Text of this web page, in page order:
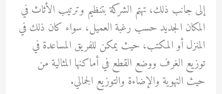
إلى جانب ذلك، تهتم الشركة بتنظيم وترتيب الأثاث في
المكان الجديد حسب رغبة العميل، سواء كان ذلك في
المنزل أو المكتب، حيث يمكن للفريق المساعدة في
توزيع الغرف ووضع القطع في أماكنها المثالية من
حيث التهوية والإضاءة والتوزيع الجمالي.